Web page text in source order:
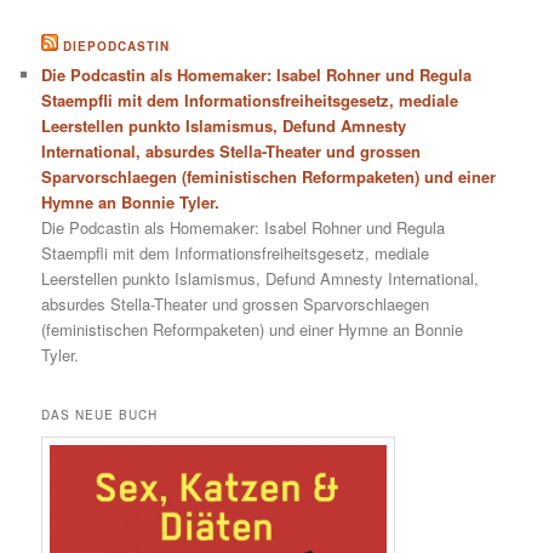
DIEPODCASTIN
Die Podcastin als Homemaker: Isabel Rohner und Regula
Staempfli mit dem Informationsfreiheitsgesetz, mediale
Leerstellen punkto Islamismus, Defund Amnesty
International, absurdes Stella-Theater und grossen
Sparvorschlaegen (feministischen Reformpaketen) und einer
Hymne an Bonnie Tyler.
Die Podcastin als Homemaker: Isabel Rohner und Regula
Staempfli mit dem Informationsfreiheitsgesetz, mediale
Leerstellen punkto Islamismus, Defund Amnesty International,
absurdes Stella-Theater und grossen Sparvorschlaegen
(feministischen Reformpaketen) und einer Hymne an Bonnie
Tyler.
DAS NEUE BUCH